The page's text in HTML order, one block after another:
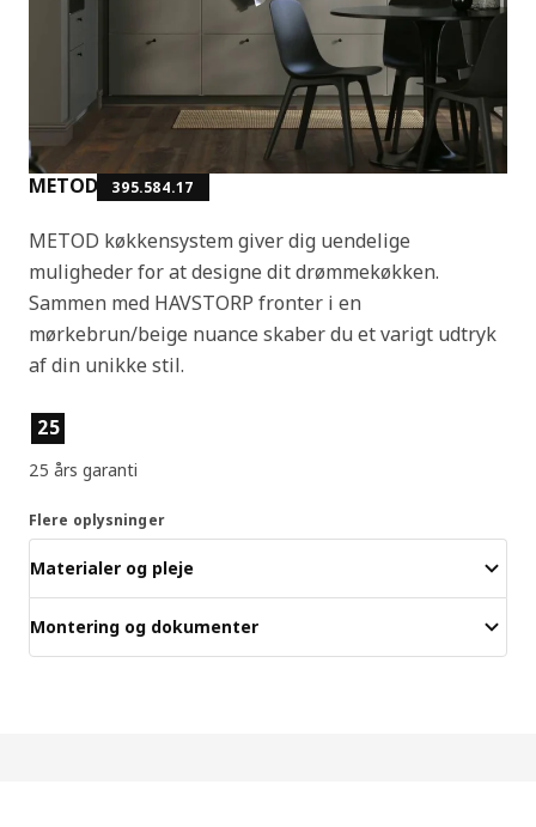
METOD 395.584.17
METOD køkkensystem giver dig uendelige
muligheder for at designe dit drømmekøkken.
Sammen med HAVSTORP fronter i en
mørkebrun/beige nuance skaber du et varigt udtryk
af din unikke stil.
Produktfunktioner
25
25 års garanti
Flere oplysninger
Materialer og pleje
Montering og dokumenter